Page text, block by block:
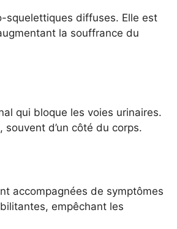
squelettiques diffuses. Elle est
la souffrance du
qui bloque les voies urinaires.
d’un côté du corps.
accompagnées de symptômes
empêchant les